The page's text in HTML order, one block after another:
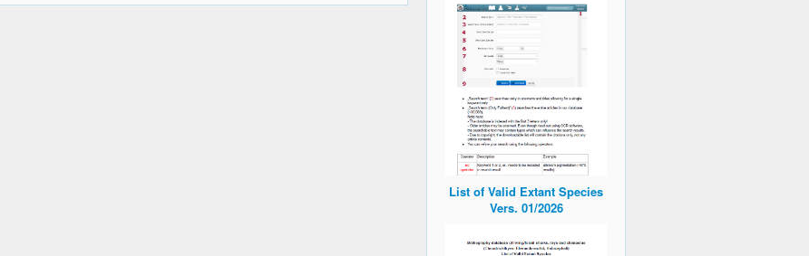
List of Valid Extant Species
Vers. 01/2026